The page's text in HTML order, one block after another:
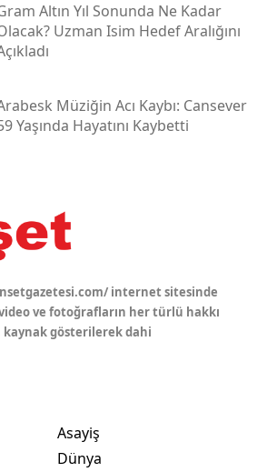
Altın Yıl Sonunda Ne Kadar
Uzman Isim Hedef Aralığını
Müziğin Acı Kaybı: Cansever
Yaşında Hayatını Kaybetti
internet sitesinde
ve fotoğrafların her türlü hakkı
kaynak gösterilerek dahi
Asayiş
Dünya